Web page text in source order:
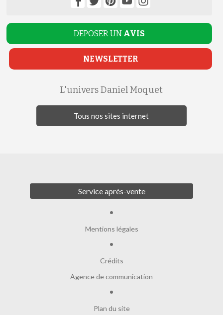
DEPOSER UN AVIS
NEWSLETTER
L'univers Daniel Moquet
Tous nos sites internet
Service après-vente
Mentions légales
Crédits
Agence de communication
Plan du site